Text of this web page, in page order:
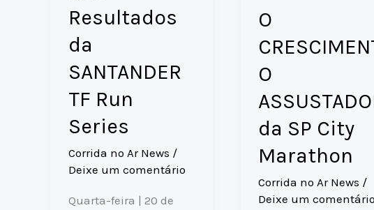
Resultados
da
SANTANDER
TF Run
Series
Corrida no Ar News /
Deixe um comentário
Quarta-feira | 20 de
O
O
da SP City
Marathon
Corrida no Ar News /
Deixe um comentário